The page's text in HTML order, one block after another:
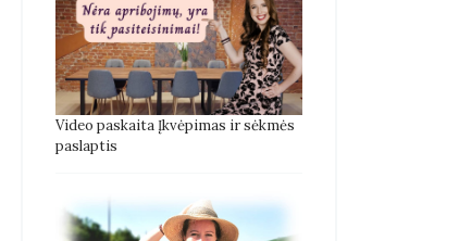
Video paskaita Įkvėpimas ir sėkmės
paslaptis